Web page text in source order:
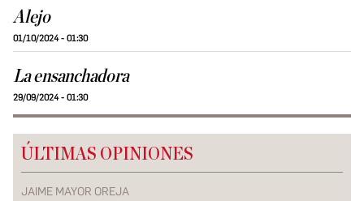
Alejo
01/10/2024 - 01:30
La ensanchadora
29/09/2024 - 01:30
ÚLTIMAS OPINIONES
JAIME MAYOR OREJA